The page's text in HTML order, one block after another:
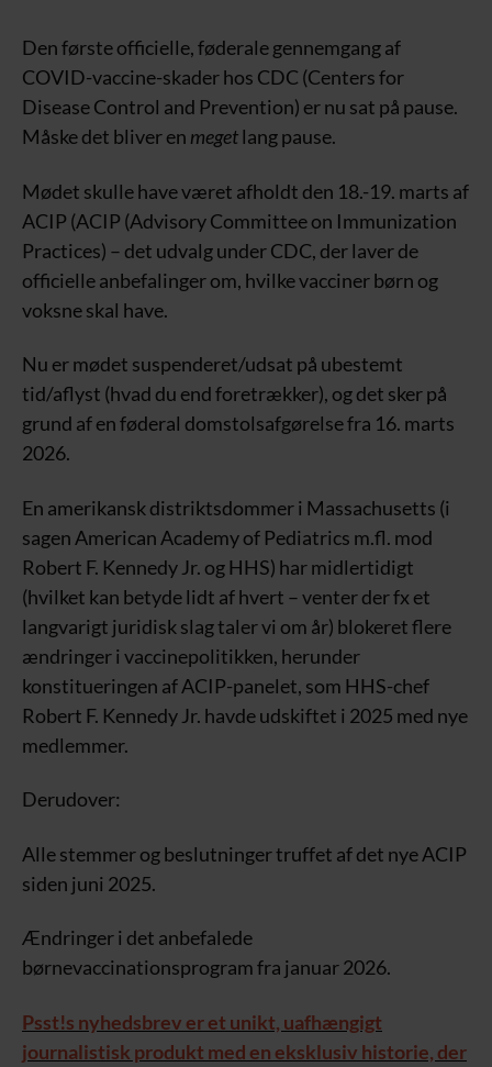
Den første officielle, føderale gennemgang af
COVID-vaccine-skader hos CDC (Centers for
Disease Control and Prevention) er nu sat på pause.
Måske det bliver en megetlang pause.
Mødet skulle have været afholdt den 18.-19. marts af
ACIP (ACIP (Advisory Committee on Immunization
Practices) – det udvalg under CDC, der laver de
officielle anbefalinger om, hvilke vacciner børn og
voksne skal have.
Nu er mødet suspenderet/udsat på ubestemt
tid/aflyst (hvad du end foretrækker), og det sker på
grund af en føderal domstolsafgørelse fra 16. marts
2026.
En amerikansk distriktsdommer i Massachusetts (i
sagen American Academy of Pediatrics m.fl. mod
Robert F. Kennedy Jr. og HHS) har midlertidigt
(hvilket kan betyde lidt af hvert – venter der fx et
langvarigt juridisk slag taler vi om år) blokeret flere
ændringer i vaccinepolitikken, herunder
konstitueringen af ACIP-panelet, som HHS-chef
Robert F. Kennedy Jr. havde udskiftet i 2025 med nye
medlemmer.
Derudover:
Alle stemmer og beslutninger truffet af det nye ACIP
siden juni 2025.
Ændringer i det anbefalede
børnevaccinationsprogram fra januar 2026.
Psst!s nyhedsbrev er et unikt, uafhængigt
journalistisk produkt med en eksklusiv historie, der